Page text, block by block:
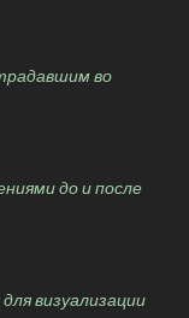
во
до и после
визуализации